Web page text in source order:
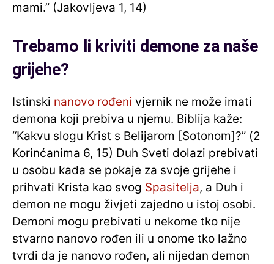
mami.” (Jakovljeva 1, 14)
Trebamo li kriviti demone za naše
grijehe?
Istinski nanovo rođeni vjernik ne može imati
demona koji prebiva u njemu. Biblija kaže:
“Kakvu slogu Krist s Belijarom [Sotonom]?” (2
Korinćanima 6, 15) Duh Sveti dolazi prebivati ​​
u osobu kada se pokaje za svoje grijehe i
prihvati Krista kao svog Spasitelja, a Duh i
demon ne mogu živjeti zajedno u istoj osobi.
Demoni mogu prebivati ​​u nekome tko nije
stvarno nanovo rođen ili u onome tko lažno
tvrdi da je nanovo rođen, ali nijedan demon